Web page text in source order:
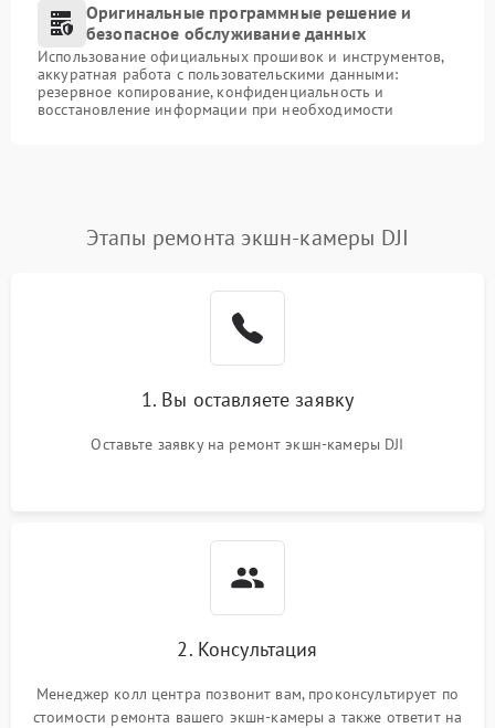
Оригинальные программные решение и
безопасное обслуживание данных
Использование официальных прошивок и инструментов,
аккуратная работа с пользовательскими данными:
резервное копирование, конфиденциальность и
восстановление информации при необходимости
Этапы ремонта экшн-камеры DJI
1. Вы оставляете заявку
Оставьте заявку на ремонт экшн-камеры DJI
2. Консультация
Менеджер колл центра позвонит вам, проконсультирует по
стоимости ремонта вашего экшн-камеры а также ответит на